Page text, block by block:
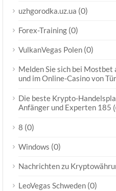
uzhgorodka.uz.ua (0)
Forex-Training (0)
VulkanVegas Polen (0)
Melden Sie sich bei
und im Online-Casino von
Die beste Krypto-
Anfänger und Experten 185
8 (0)
Windows (0)
Nachrichten zu
LeoVegas Schweden (0)